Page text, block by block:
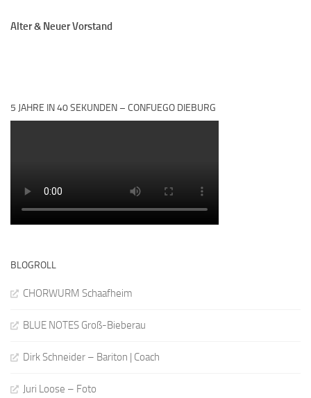
Alter & Neuer Vorstand
5 JAHRE IN 40 SEKUNDEN – CONFUEGO DIEBURG
BLOGROLL
CHORWURM Schaafheim
BLUE NOTES Groß-Bieberau
Dirk Schneider – Bariton | Coach
Juri Loose – Foto